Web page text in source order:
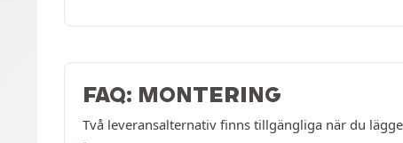
FAQ: MONTERING
Två leveransalternativ finns tillgängliga när du